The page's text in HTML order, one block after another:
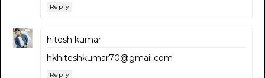
Reply
hitesh kumar
hkhiteshkumar70@gmail.com
Reply